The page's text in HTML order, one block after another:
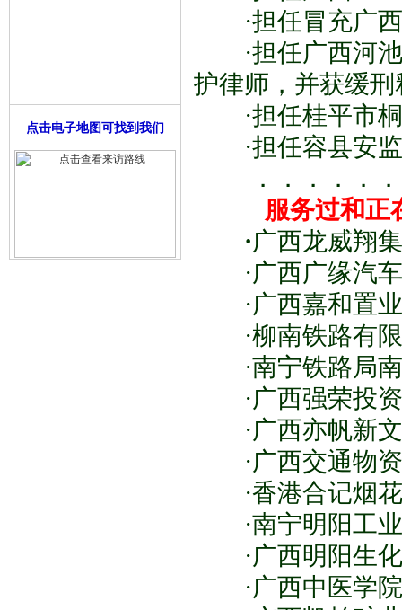
点击电子地图可找到我们
·担任冒充广西
·担任广西河池
护律师，并获缓刑
·担任桂平市桐
·担任容县安监
．．．．．．
服务过和正
·广西龙威翔
·广西广缘汽车
·广西嘉和置业
·柳南铁路有限
·南宁铁路局南
·广西强荣投资
·广西亦帆新文
·广西交通物资
·香港合记烟花
·南宁明阳工业
·广西明阳生化
·广西中医学院